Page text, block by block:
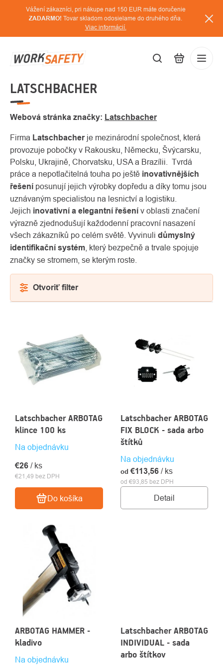
Vážení zákazníci, pri nákupe nad 150 EUR máte doručenie
ZADARMO! Tovar skladom odosielame do druhého dňa.
Viac informácií.
O
nás
LATSCHBACHER
Webová stránka značky: Latschbacher
Firma Latschbacherje mezinárodní společnost, která
provozuje pobočky v Rakousku, Německu, Švýcarsku,
Polsku, Ukrajině, Chorvatsku, USA a Brazílii. Tvrdá
práce a nepotlačitelná touha po ještě inovativnějších
řešení posunují jejich výrobky dopředu a díky tomu jsou
uznávaným specialistou na lesnictví a logistiku.
Jejich inovativní a elegantní řešení v oblasti značení
výrazně zjednodušují každodenní pracovní nasazení
všech zákazníků po celém světě. Vyvinuli důmyslný
identifikační systém , který bezpečně a trvale spojuje
značky se stromem, se kterým roste.
Otvoriť filter
Latschbacher ARBOTAG
klince 100 ks
Na objednávku
€21,49 bez DPH
€26 / ks
Do košíka
Latschbacher ARBOTAG
FIX BLOCK - sada arbo
štítků
Na objednávku
od €93,85 bez DPH
od €113,56 / ks
Detail
ARBOTAG HAMMER -
kladivo
Na objednávku
Latschbacher ARBOTAG
INDIVIDUAL - sada
arbo štítkov